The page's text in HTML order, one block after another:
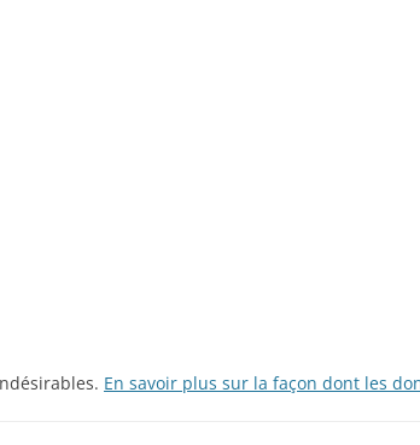
En savoir plus sur la façon dont les